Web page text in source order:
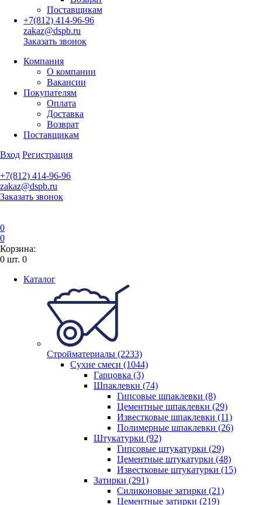
Поставщикам
+7(812) 414-96-96
zakaz@dspb.ru
Заказать звонок
Компания
О компании
Вакансии
Покупателям
Оплата
Доставка
Возврат
Поставщикам
Вход Регистрация
+7(812) 414-96-96
zakaz@dspb.ru
Заказать звонок
0
0
Корзина:
0 шт. 0
Каталог
Стройматериалы (2233)
Сухие смеси (1044)
Гарцовка (3)
Шпаклевки (74)
Гипсовые шпаклевки (8)
Цементные шпаклевки (29)
Известковые шпаклевки (11)
Полимерные шпаклевки (26)
Штукатурки (92)
Гипсовые штукатурки (29)
Цементные штукатурки (48)
Известковые штукатурки (15)
Затирки (291)
Силиконовые затирки (21)
Цементные затирки (219)